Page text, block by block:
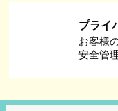
プライ
お客様
安全管